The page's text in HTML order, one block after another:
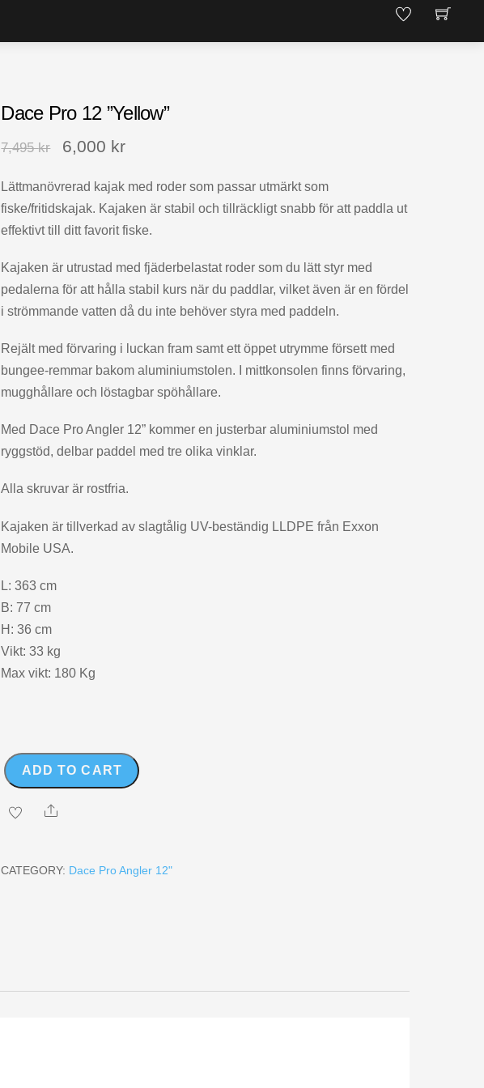
Dace Pro 12 ”Yellow”
7,495kr 6,000 kr
Lättmanövrerad kajak med roder som passar utmärkt som
fiske/fritidskajak. Kajaken är stabil och tillräckligt snabb för att paddla ut
effektivt till ditt favorit fiske.
Kajaken är utrustad med fjäderbelastat roder som du lätt styr med
pedalerna för att hålla stabil kurs när du paddlar, vilket även är en fördel
i strömmande vatten då du inte behöver styra med paddeln.
Rejält med förvaring i luckan fram samt ett öppet utrymme försett med
bungee-remmar bakom aluminiumstolen. I mittkonsolen finns förvaring,
mugghållare och löstagbar spöhållare.
Med Dace Pro Angler 12” kommer en justerbar aluminiumstol med
ryggstöd, delbar paddel med tre olika vinklar.
Alla skruvar är rostfria.
Kajaken är tillverkad av slagtålig UV-beständig LLDPE från Exxon
Mobile USA.
L: 363 cm
B: 77 cm
H: 36 cm
Vikt: 33 kg
Max vikt: 180 Kg
Dace
quantity
ADD TO CART
Share
CATEGORY: Dace Pro Angler 12"